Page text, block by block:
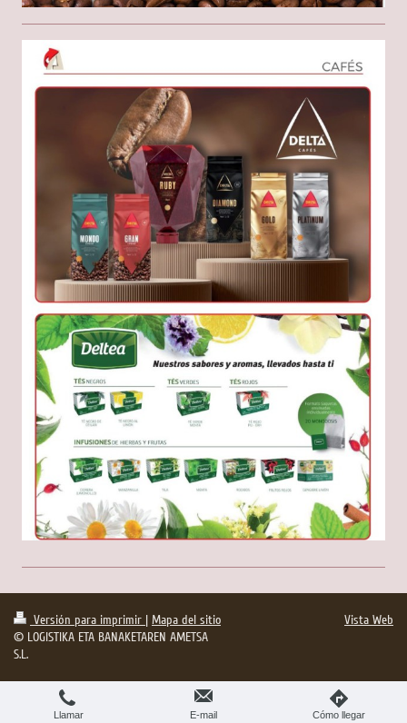
Versión para imprimir | Mapa del sitio
© LOGISTIKA ETA BANAKETAREN AMETSA
S.L.
Vista Web
Llamar E-mail Cómo llegar